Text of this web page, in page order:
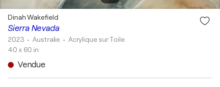
Sierra Nevada
Dinah Wakefield
2023 • Australie • Acrylique sur Toile
40 x 60 in
Vendue